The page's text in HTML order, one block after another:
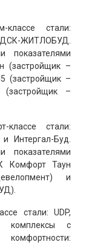
стали:
ЖИТЛОБУД.
показателями
(застройщик –
(застройщик –
–
классе стали:
Интергал-Буд.
показателями
Комфорт Таун
и
стали: UDP,
комплексы с